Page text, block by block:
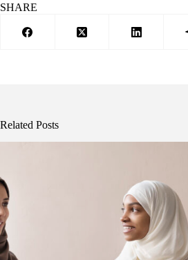
SHARE
Related Posts